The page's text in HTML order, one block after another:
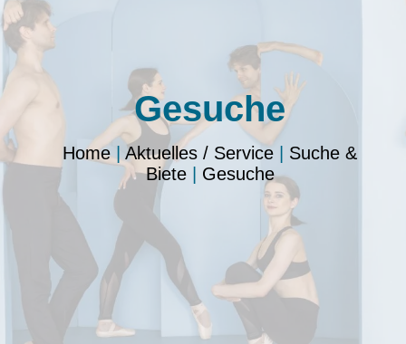
Gesuche
Home| Aktuelles / Service
Suche &
Biete| Gesuche